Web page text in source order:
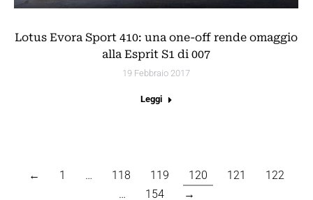
Lotus Evora Sport 410: una one-off rende omaggio
alla Esprit S1 di 007
19 Febbraio 2017
Leggi
← 1 … 118 119 120 121
122
…
154 →